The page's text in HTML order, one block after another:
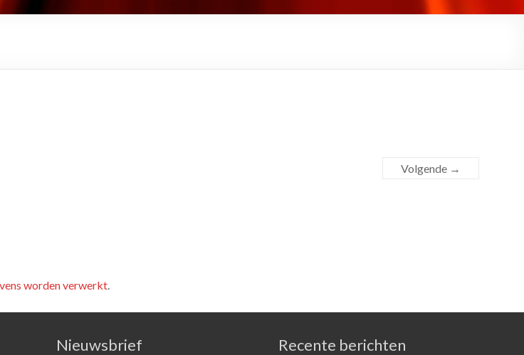
Volgende →
worden verwerkt.
Nieuwsbrief Recente berichten